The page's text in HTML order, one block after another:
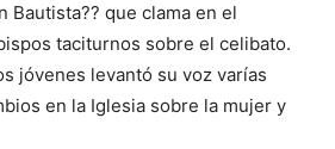
Bautista?? que clama en el
taciturnos sobre el celibato.
jóvenes levantó su voz varías
en la Iglesia sobre la mujer y